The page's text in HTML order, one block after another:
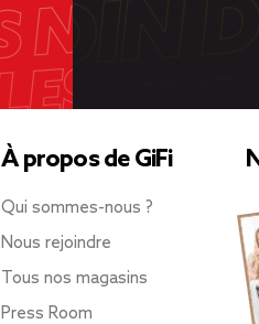
À propos de GiFi
Qui sommes-nous ?
Nous rejoindre
Tous nos magasins
Press Room